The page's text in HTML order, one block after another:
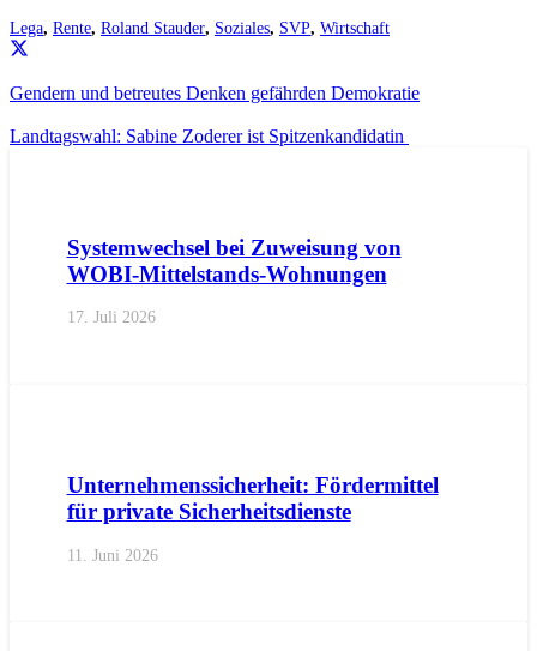
Lega, Rente, Roland Stauder, Soziales, SVP, Wirtschaft
Gendern und betreutes Denken gefährden Demokratie
Landtagswahl: Sabine Zoderer ist Spitzenkandidatin
Systemwechsel bei Zuweisung von
WOBI-Mittelstands-Wohnungen
17. Juli 2026
Unternehmenssicherheit: Fördermittel
für private Sicherheitsdienste
11. Juni 2026